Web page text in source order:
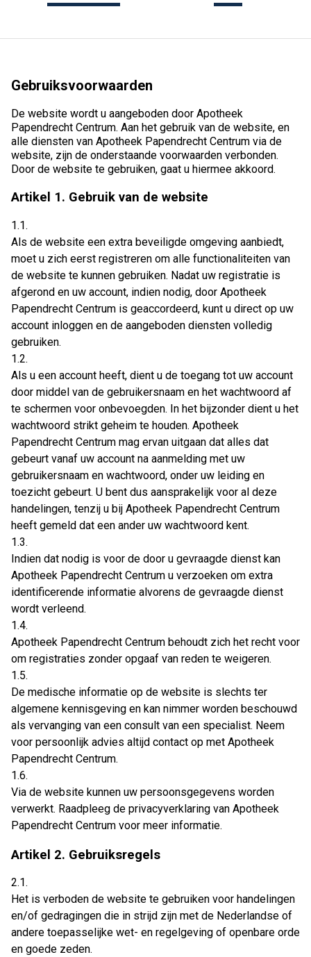
Gebruiksvoorwaarden
De website wordt u aangeboden door Apotheek
Papendrecht Centrum. Aan het gebruik van de website, en
alle diensten van Apotheek Papendrecht Centrum via de
website, zijn de onderstaande voorwaarden verbonden.
Door de website te gebruiken, gaat u hiermee akkoord.
Artikel 1. Gebruik van de website
1.1.
Als de website een extra beveiligde omgeving aanbiedt,
moet u zich eerst registreren om alle functionaliteiten van
de website te kunnen gebruiken. Nadat uw registratie is
afgerond en uw account, indien nodig, door Apotheek
Papendrecht Centrum is geaccordeerd, kunt u direct op uw
account inloggen en de aangeboden diensten volledig
gebruiken.
1.2.
Als u een account heeft, dient u de toegang tot uw account
door middel van de gebruikersnaam en het wachtwoord af
te schermen voor onbevoegden. In het bijzonder dient u het
wachtwoord strikt geheim te houden. Apotheek
Papendrecht Centrum mag ervan uitgaan dat alles dat
gebeurt vanaf uw account na aanmelding met uw
gebruikersnaam en wachtwoord, onder uw leiding en
toezicht gebeurt. U bent dus aansprakelijk voor al deze
handelingen, tenzij u bij Apotheek Papendrecht Centrum
heeft gemeld dat een ander uw wachtwoord kent.
1.3.
Indien dat nodig is voor de door u gevraagde dienst kan
Apotheek Papendrecht Centrum u verzoeken om extra
identificerende informatie alvorens de gevraagde dienst
wordt verleend.
1.4.
Apotheek Papendrecht Centrum behoudt zich het recht voor
om registraties zonder opgaaf van reden te weigeren.
1.5.
De medische informatie op de website is slechts ter
algemene kennisgeving en kan nimmer worden beschouwd
als vervanging van een consult van een specialist. Neem
voor persoonlijk advies altijd contact op met Apotheek
Papendrecht Centrum.
1.6.
Via de website kunnen uw persoonsgegevens worden
verwerkt. Raadpleeg de privacyverklaring van Apotheek
Papendrecht Centrum voor meer informatie.
Artikel 2. Gebruiksregels
2.1.
Het is verboden de website te gebruiken voor handelingen
en/of gedragingen die in strijd zijn met de Nederlandse of
andere toepasselijke wet- en regelgeving of openbare orde
en goede zeden.